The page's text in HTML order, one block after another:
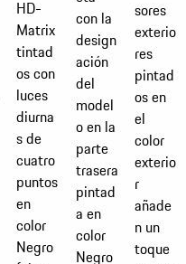
HD-
Matrix
tintad
os con
luces
diurna
s de
cuatro
puntos
en
color
Negro
con la
design
ación
del
model
o en la
parte
trasera
pintad
a en
color
Negro
sores
exterio
res
pintad
os en
el
color
exterio
r
añade
n un
toque